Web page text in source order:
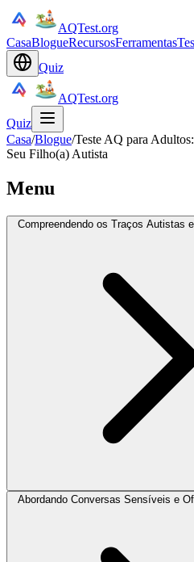
AQTest.org
CasaBlogueRecursosFerramentas
Quiz
AQTest.org
Quiz
Casa/Blogue/Teste AQ para
Seu Filho(a) Autista
Menu
Compreendendo os Traços Autistas
Abordando Conversas Sensíveis e